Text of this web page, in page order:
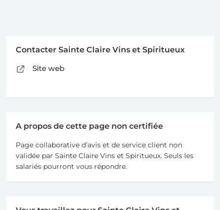
Contacter Sainte Claire Vins et Spiritueux
Site web
A propos de cette page non certifiée
Page collaborative d’avis et de service client non
validée par Sainte Claire Vins et Spiritueux. Seuls les
salariés pourront vous répondre.